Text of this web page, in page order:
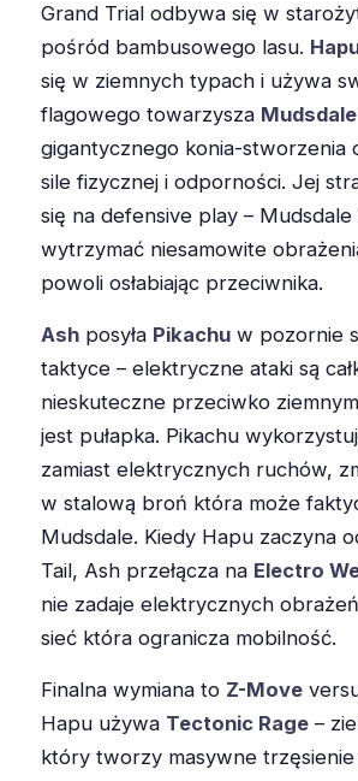
Grand Trial odbywa się w
pośród bambusowego lasu.
się w ziemnych typach i używa
flagowego towarzysza Mudsdale
gigantycznego konia-stworzenia
sile fizycznej i odporności. Jej
się na defensive play – Mudsdale
wytrzymać niesamowite
powoli osłabiając przeciwnika.
Ash posyła Pikachu w pozornie
taktyce – elektryczne ataki są
nieskuteczne przeciwko
jest pułapka. Pikachu
zamiast elektrycznych ruchów,
w stalową broń która może
Mudsdale. Kiedy Hapu zaczyna
Tail, Ash przełącza na Electro
nie zadaje elektrycznych
sieć która ogranicza mobilność.
Finalna wymiana to Z-Move
Hapu używa Tectonic Rage –
który tworzy masywne trzęsienie